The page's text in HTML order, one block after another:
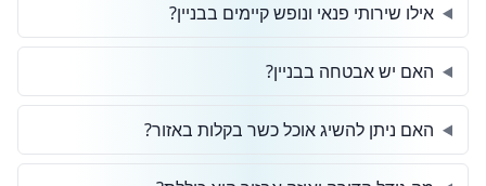
אילו שירותי פנאי ונופש קיימים בבניין?
האם יש אבטחה בבניין?
האם ניתן להשיג אוכל כשר בקלות באזור?